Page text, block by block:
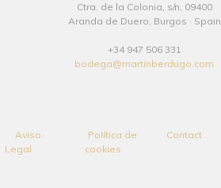
Ctra. de la Colonia, s/n, 09400
Aranda de Duero, Burgos · Spain
+34 947 506 331
bodega@martinberdugo.com
Aviso
Legal
Política de
cookies
Contact